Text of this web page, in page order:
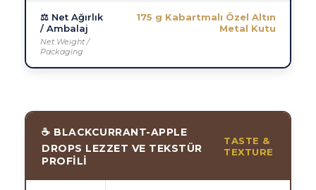
⚖️ Net Ağırlık
/ Ambalaj
Net Weight /
Packaging
175 g Kabartmalı Özel Altın
Metal Kutu
☕ BLACKCURRANT-APPLE
DROPS LEZZET VE TEKSTÜR
PROFILI
TASTE &
TEXTURE